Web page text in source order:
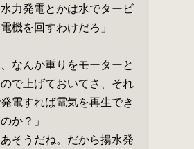
力発電とかは水でタービ
機を回すわけだろ」
なんか重りをモーターと
で上げておいてさ、それ
電すれば電気を再生でき
か？」
そうだね。だから揚水発